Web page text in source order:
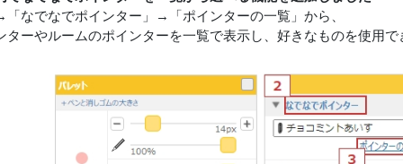
なでなでポインター」→「ポインターの一覧」から、
ターやルームのポインターを一覧で表示し、好きなものを使用